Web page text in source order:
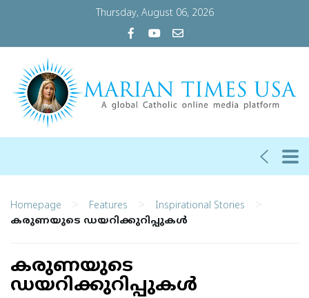
Thursday, August 06, 2026
Homepage > Features > Inspirational Stories >
കരുണയുടെ ഡയറിക്കുറിപ്പുകള്‍
കരുണയുടെ
ഡയറിക്കുറിപ്പുകള്‍